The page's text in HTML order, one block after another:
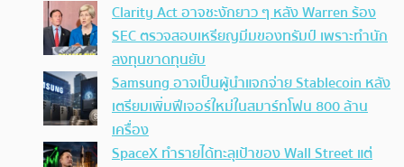
Clarity Act อาจชะงักยาว ๆ หลัง Warren ร้อง
SEC ตรวจสอบเหรียญมีมของทรัมป์ เพราะทำนัก
ลงทุนขาดทุนยับ
Samsung อาจเป็นผู้นำแจกจ่าย Stablecoin หลัง
เตรียมเพิ่มฟีเจอร์ใหม่ในสมาร์ทโฟน 800 ล้าน
เครื่อง
SpaceX ทำรายได้ทะลุเป้าของ Wall Street แต่